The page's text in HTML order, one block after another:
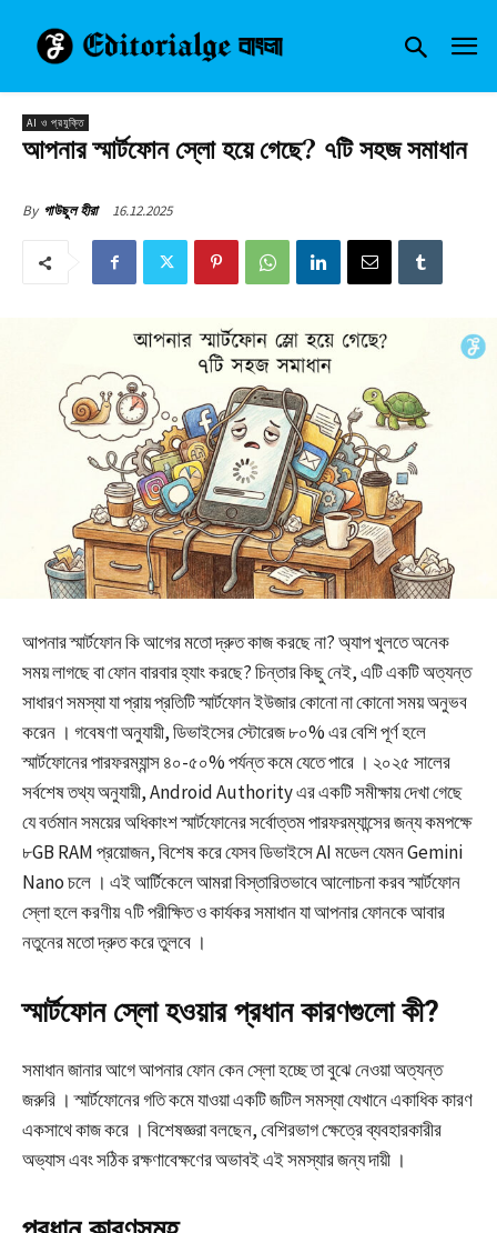
AI ও প্রযুক্তি
আপনার স্মার্টফোন স্লো হয়ে গেছে? ৭টি সহজ সমাধান
By গাউছুল হীরা 16.12.2025
আপনার স্মার্টফোন কি আগের মতো দ্রুত কাজ করছে না? অ্যাপ খুলতে অনেক
সময় লাগছে বা ফোন বারবার হ্যাং করছে? চিন্তার কিছু নেই, এটি একটি অত্যন্ত
সাধারণ সমস্যা যা প্রায় প্রতিটি স্মার্টফোন ইউজার কোনো না কোনো সময় অনুভব
করেন । গবেষণা অনুযায়ী, ডিভাইসের স্টোরেজ ৮০% এর বেশি পূর্ণ হলে
স্মার্টফোনের পারফরম্যান্স ৪০-৫০% পর্যন্ত কমে যেতে পারে । ২০২৫ সালের
সর্বশেষ তথ্য অনুযায়ী, Android Authority এর একটি সমীক্ষায় দেখা গেছে
যে বর্তমান সময়ের অধিকাংশ স্মার্টফোনের সর্বোত্তম পারফরম্যান্সের জন্য কমপক্ষে
৮GB RAM প্রয়োজন, বিশেষ করে যেসব ডিভাইসে AI মডেল যেমন Gemini
Nano চলে । এই আর্টিকেলে আমরা বিস্তারিতভাবে আলোচনা করব স্মার্টফোন
স্লো হলে করণীয় ৭টি পরীক্ষিত ও কার্যকর সমাধান যা আপনার ফোনকে আবার
নতুনের মতো দ্রুত করে তুলবে ।​
স্মার্টফোন স্লো হওয়ার প্রধান কারণগুলো কী?
সমাধান জানার আগে আপনার ফোন কেন স্লো হচ্ছে তা বুঝে নেওয়া অত্যন্ত
জরুরি । স্মার্টফোনের গতি কমে যাওয়া একটি জটিল সমস্যা যেখানে একাধিক কারণ
একসাথে কাজ করে । বিশেষজ্ঞরা বলছেন, বেশিরভাগ ক্ষেত্রে ব্যবহারকারীর
অভ্যাস এবং সঠিক রক্ষণাবেক্ষণের অভাবই এই সমস্যার জন্য দায়ী ।​